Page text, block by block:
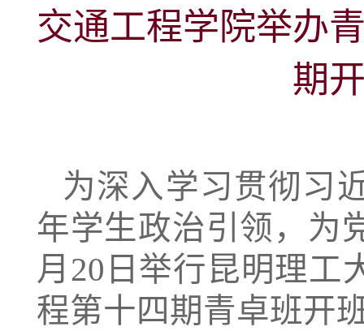
交通工程学院举办
期
为深入学习贯彻习
年学生政治引领，为
月20日举行昆明理工
程第十四期青卓班开